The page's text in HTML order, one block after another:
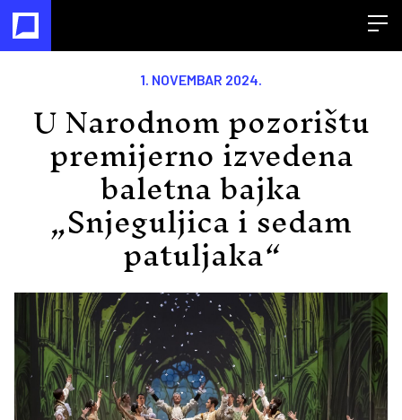
1. NOVEMBAR 2024.
U Narodnom pozorištu
premijerno izvedena
baletna bajka
„Snjeguljica i sedam
patuljaka“